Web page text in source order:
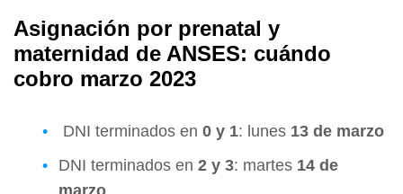
Asignación por prenatal y
maternidad de ANSES: cuándo
cobro marzo 2023
DNI terminados en 0 y 1: lunes 13 de marzo
DNI terminados en 2 y 3: martes 14 de